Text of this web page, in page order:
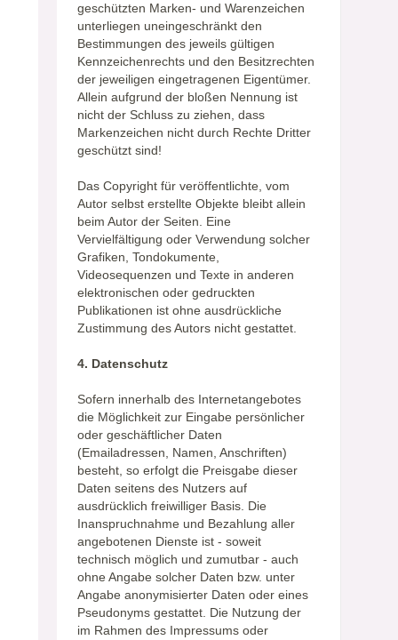
geschützten Marken- und Warenzeichen
unterliegen uneingeschränkt den
Bestimmungen des jeweils gültigen
Kennzeichenrechts und den Besitzrechten
der jeweiligen eingetragenen Eigentümer.
Allein aufgrund der bloßen Nennung ist
nicht der Schluss zu ziehen, dass
Markenzeichen nicht durch Rechte Dritter
geschützt sind!
Das Copyright für veröffentlichte, vom
Autor selbst erstellte Objekte bleibt allein
beim Autor der Seiten. Eine
Vervielfältigung oder Verwendung solcher
Grafiken, Tondokumente,
Videosequenzen und Texte in anderen
elektronischen oder gedruckten
Publikationen ist ohne ausdrückliche
Zustimmung des Autors nicht gestattet.
4. Datenschutz
Sofern innerhalb des Internetangebotes
die Möglichkeit zur Eingabe persönlicher
oder geschäftlicher Daten
(Emailadressen, Namen, Anschriften)
besteht, so erfolgt die Preisgabe dieser
Daten seitens des Nutzers auf
ausdrücklich freiwilliger Basis. Die
Inanspruchnahme und Bezahlung aller
angebotenen Dienste ist - soweit
technisch möglich und zumutbar - auch
ohne Angabe solcher Daten bzw. unter
Angabe anonymisierter Daten oder eines
Pseudonyms gestattet. Die Nutzung der
im Rahmen des Impressums oder